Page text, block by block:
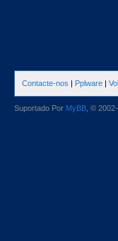
Contacte-nos | Pplware |
Suportado Por MyBB , ©